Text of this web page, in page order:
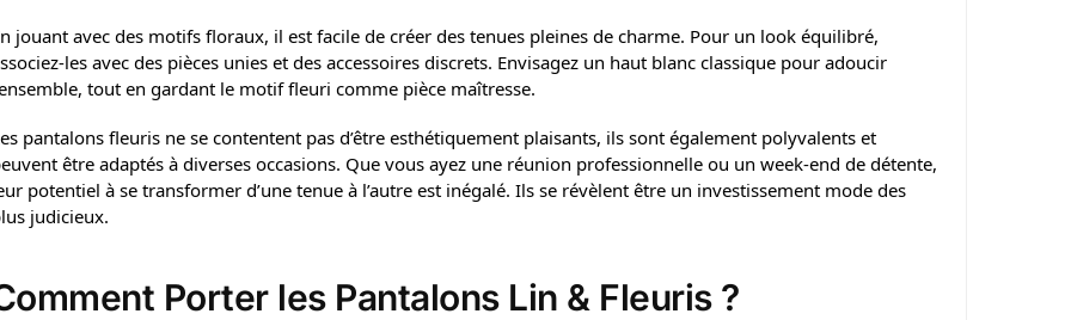
jouant avec des motifs floraux, il est facile de créer des tenues pleines de charme. Pour un look équilibré,
les avec des pièces unies et des accessoires discrets. Envisagez un haut blanc classique pour adoucir
tout en gardant le motif fleuri comme pièce maîtresse.
pantalons fleuris ne se contentent pas d’être esthétiquement plaisants, ils sont également polyvalents et
être adaptés à diverses occasions. Que vous ayez une réunion professionnelle ou un week-end de détente,
potentiel à se transformer d’une tenue à l’autre est inégalé. Ils se révèlent être un investissement mode des
judicieux.
Porter les Pantalons Lin & Fleuris ?